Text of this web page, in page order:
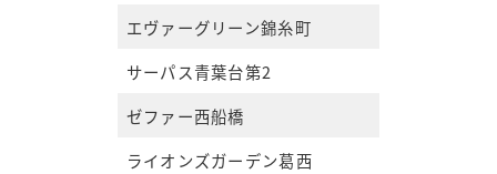
エヴァーグリーン錦糸町
サーパス青葉台第2
ゼファー西船橋
ライオンズガーデン葛西